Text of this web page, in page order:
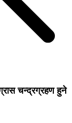
चन्द्रग्रहण हुने